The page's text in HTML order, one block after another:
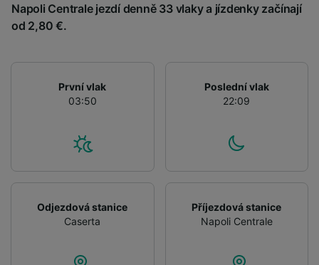
Napoli Centrale jezdí denně 33 vlaky a jízdenky začínají
od 2,80 €.
První vlak
03:50
Poslední vlak
22:09
Odjezdová stanice
Caserta
Příjezdová stanice
Napoli Centrale
We and our partners process data to provide:
Use precise geolocation data. Actively scan
and/or access information on a device.
advertising and content measurement,
audience research and services development.
List of Partners